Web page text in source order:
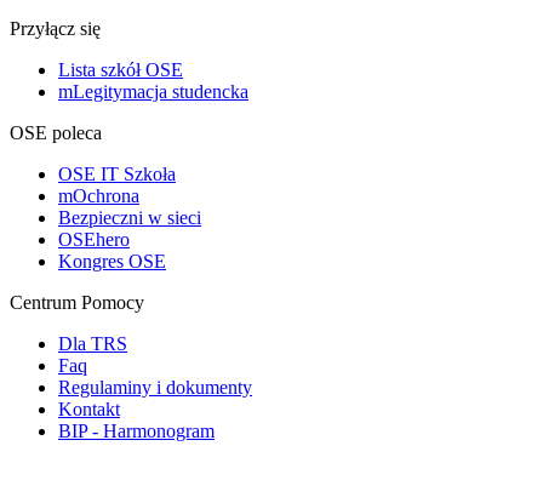
Przyłącz się
Lista szkół OSE
mLegitymacja studencka
OSE poleca
OSE IT Szkoła
mOchrona
Bezpieczni w sieci
OSEhero
Kongres OSE
Centrum Pomocy
Dla TRS
Faq
Regulaminy i dokumenty
Kontakt
BIP - Harmonogram